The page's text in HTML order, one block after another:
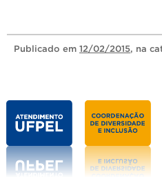
Publicado em 12/02/2015, na